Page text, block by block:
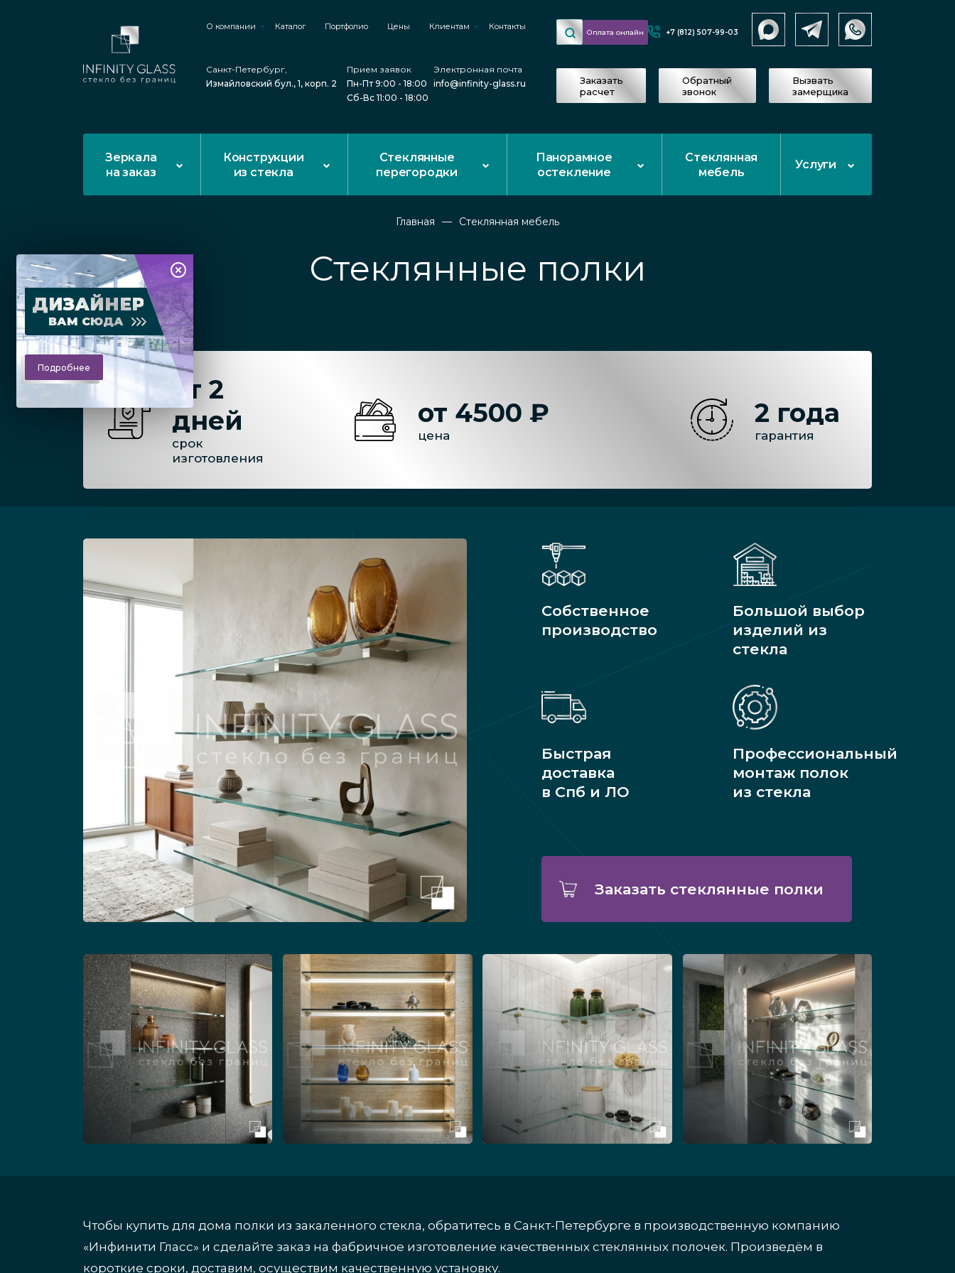
О компании Каталог Портфолио Цены Клиентам Контакты
Санкт-Петербург,
Измайловский бул., 1, корп. 2
Прием заявок
Пн-Пт 9:00 - 18:00
Сб-Вс 11:00 - 18:00
Электронная почта
info@infinity-glass.ru
Оплата онлайн +7 (812) 507-99-03
Заказать
расчет
Обратный
звонок
Вызвать
замерщика
Зеркала
на заказ
Конструкции
из стекла
Стеклянные
перегородки
Панорамное
остекление
Стеклянная
мебель
Услуги
Главная Стеклянная мебель
Стеклянные полки
ДИЗАЙНЕР
ВАМ СЮДА
Подробнее
от 2
дней
срок
изготовления
от 4500 ₽
цена
2 года
гарантия
Собственное
производство
Большой выбор
изделий из
стекла
Быстрая
доставка
в Спб и ЛО
Профессиональный
монтаж полок
из стекла
Заказать стеклянные полки
Чтобы купить для дома полки из закаленного стекла, обратитесь в Санкт-Петербурге в производственную компанию
«Инфинити Гласс» и сделайте заказ на фабричное изготовление качественных стеклянных полочек. Произведём в
короткие сроки, доставим, осуществим качественную установку.